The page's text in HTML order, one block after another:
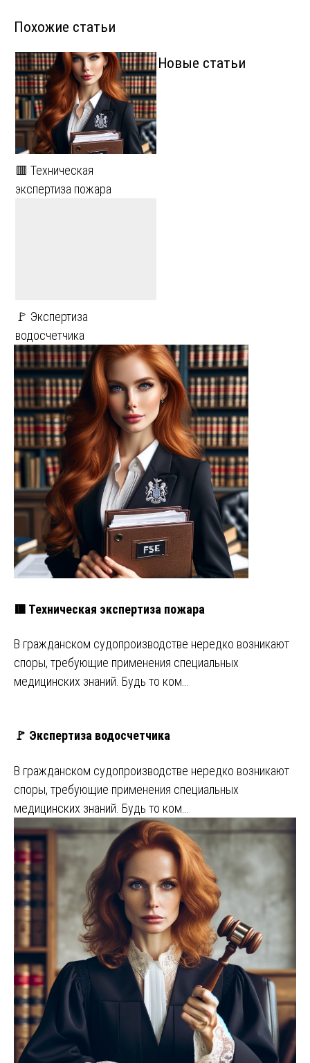
Похожие статьи
🟥 Техническая
экспертиза пожара
🚩 Экспертиза
водосчетчика
Новые статьи
🟥 Техническая экспертиза пожара
В гражданском судопроизводстве нередко возникают
споры, требующие применения специальных
медицинских знаний. Будь то ком…
🚩 Экспертиза водосчетчика
В гражданском судопроизводстве нередко возникают
споры, требующие применения специальных
медицинских знаний. Будь то ком…